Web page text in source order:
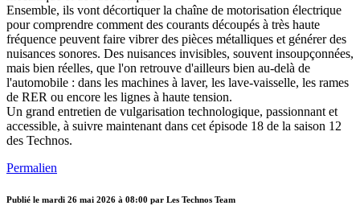
Ensemble, ils vont décortiquer la chaîne de motorisation électrique
pour comprendre comment des courants découpés à très haute
fréquence peuvent faire vibrer des pièces métalliques et générer des
nuisances sonores. Des nuisances invisibles, souvent insoupçonnées,
mais bien réelles, que l'on retrouve d'ailleurs bien au-delà de
l'automobile : dans les machines à laver, les lave-vaisselle, les rames
de RER ou encore les lignes à haute tension.
Un grand entretien de vulgarisation technologique, passionnant et
accessible, à suivre maintenant dans cet épisode 18 de la saison 12
des Technos.
Permalien
Publié le mardi 26 mai 2026 à 08:00 par Les Technos Team